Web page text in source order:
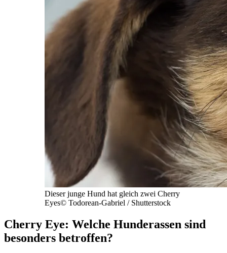
Dieser junge Hund hat gleich zwei Cherry
Eyes© Todorean-Gabriel / Shutterstock
Cherry Eye: Welche Hunderassen sind
besonders betroffen?